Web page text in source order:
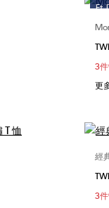
Ft.
3
更
經
3